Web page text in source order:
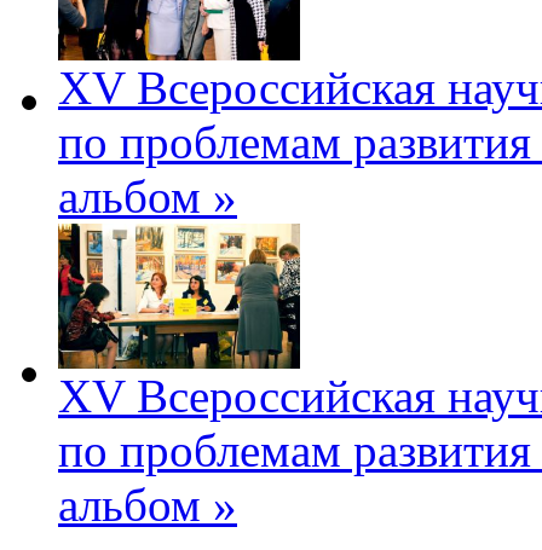
XV Всероссийская
по проблемам
альбом »
XV Всероссийская
по проблемам
альбом »